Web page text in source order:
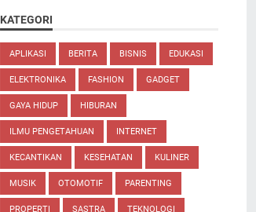
KATEGORI
APLIKASI BERITA BISNIS EDUKASI
ELEKTRONIKA FASHION GADGET
GAYA HIDUP HIBURAN
ILMU PENGETAHUAN INTERNET
KECANTIKAN KESEHATAN KULINER
MUSIK OTOMOTIF PARENTING
PROPERTI SASTRA TEKNOLOGI